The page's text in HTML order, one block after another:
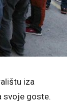
iza
svoje goste.